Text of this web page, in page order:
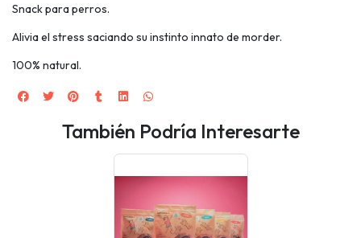
Snack para perros.
Alivia el stress saciando su instinto innato de morder.
100% natural.
También Podría Interesarte